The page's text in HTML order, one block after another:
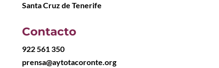
Santa Cruz de Tenerife
Contacto
922 561 350
prensa@aytotacoronte.org